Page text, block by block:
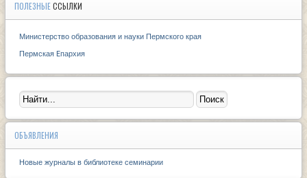
ПОЛЕЗНЫЕССЫЛКИ
Министерство образования и науки Пермского края
Пермская Eпархия
ОБЪЯВЛЕНИЯ
Новые журналы в библиотеке семинарии